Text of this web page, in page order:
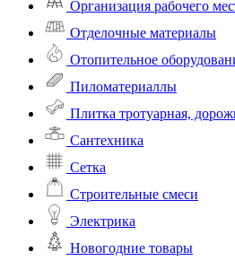
Организация рабочего
Отделочные материалы
Отопительное
Пиломатериаллы
Плитка тротуарная,
Сантехника
Сетка
Строительные смеси
Электрика
Новогодние товары